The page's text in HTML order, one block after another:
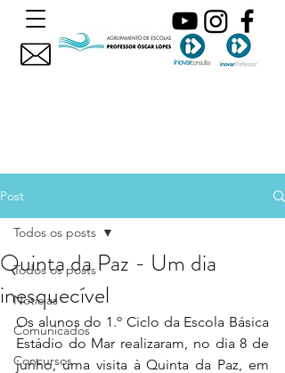
Post
Todos os posts
Noticias
Comunicados
Concursos
Todos os posts
Quinta da Paz - Um dia
inesquecível
Os alunos do 1.º Ciclo da Escola Básica
Estádio do Mar realizaram, no dia 8 de
junho, uma visita à Quinta da Paz, em